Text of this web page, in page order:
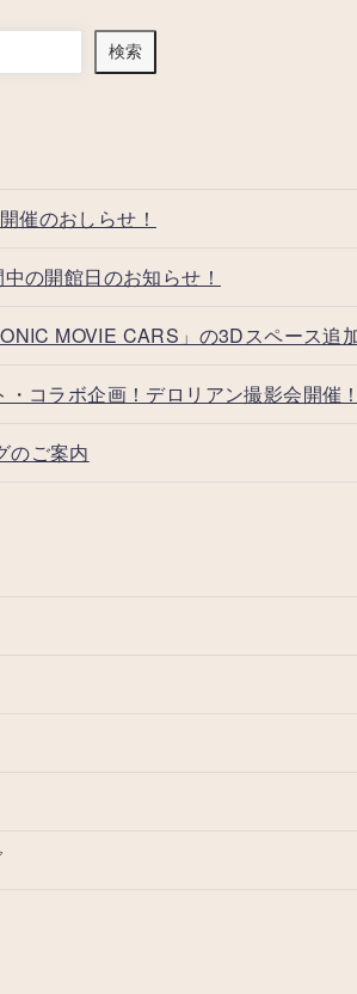
検索
催のおしらせ！
の開館日のお知らせ！
MOVIE CARS」の3Dスペース追
コラボ企画！デロリアン撮影会開催
のご案内